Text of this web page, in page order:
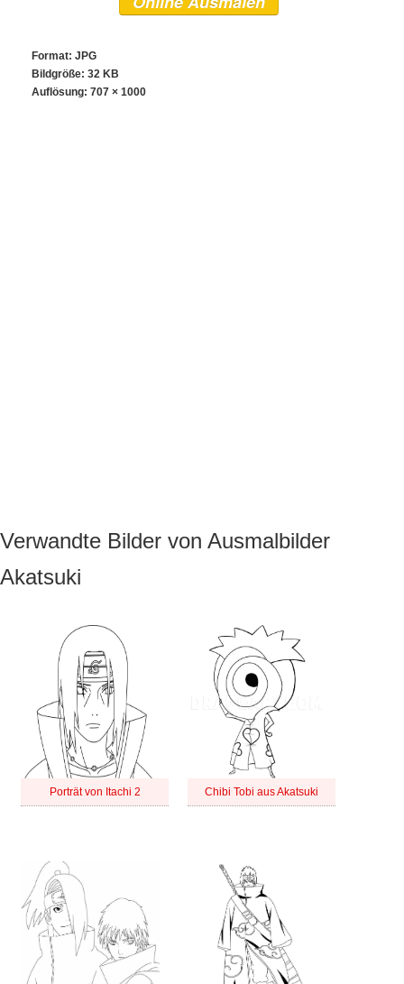
Format: JPG
Bildgröße: 32 KB
Auflösung: 707 × 1000
Verwandte Bilder von Ausmalbilder
Akatsuki
Porträt von Itachi 2 Chibi Tobi aus Akatsuki